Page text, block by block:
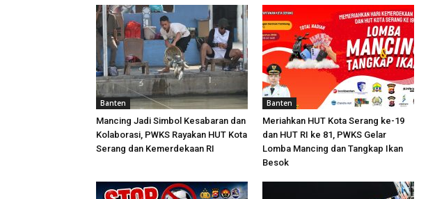
Banten
Mancing Jadi Simbol Kesabaran dan
Kolaborasi, PWKS Rayakan HUT Kota
Serang dan Kemerdekaan RI
Banten
Meriahkan HUT Kota Serang ke-19
dan HUT RI ke 81, PWKS Gelar
Lomba Mancing dan Tangkap Ikan
Besok